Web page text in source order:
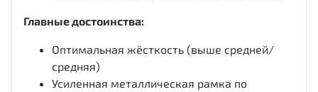
Главные достоинства:
Оптимальная жёсткость (выше средней/
средняя)
Усиленная металлическая рамка по